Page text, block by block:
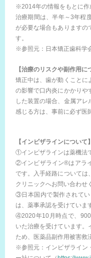
※2014年の情報をもとに作
治療期間は、半年～3年程
が必要な場合もありますの
す。
※参照元：日本矯正歯科学
【治療のリスクや副作用に
矯正中は、歯が動くことに
の影響で口内炎にかかりや
した装置の場合、金属ア
感じる方は、事前に必ず医
【インビザラインについて】
①インビザラインは薬機法
②インビザライン®はアラ
です。入手経路については
クリニックへお問い合わせ
③日本国内で製作されて
は、薬事承認を受けていま
④2020年10月時点で、
いた治療を受けています。
ため、医薬品副作用被害救
※参照元：インビザライン